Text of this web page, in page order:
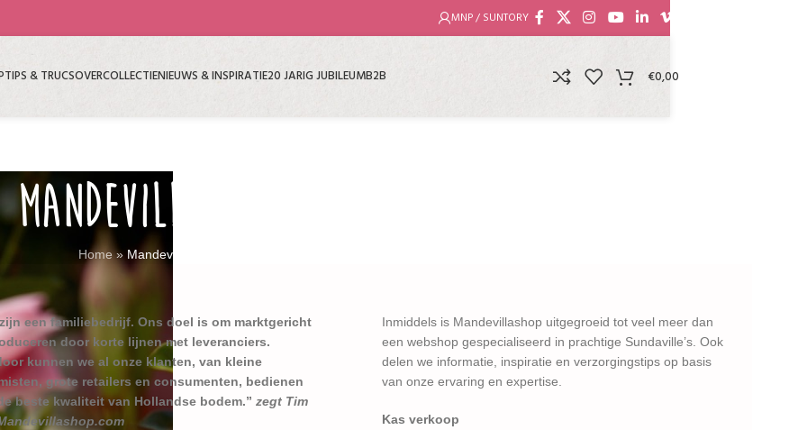
MNP / SUNTORY
TIPS & TRUCSOVERCOLLECTIENIEUWS & INSPIRATIE20 JARIG JUBILEUMB2B €0,00
MANDEVILLASHOP
Home» Mandevillashop
een familiebedrijf. Ons doel is om marktgericht
door korte lijnen met leveranciers.
kunnen we al onze klanten, van kleine
grote retailers en consumenten, bedienen
beste kwaliteit van Hollandse bodem.”zegt Tim
Inmiddels is Mandevillashop uitgegroeid tot veel meer dan
een webshop gespecialiseerd in prachtige Sundaville’s. Ook
delen we informatie, inspiratie en verzorgingstips op basis
van onze ervaring en expertise.
Kas verkoop